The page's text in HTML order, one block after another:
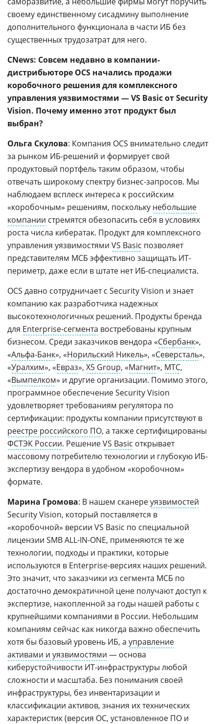
своему единственному сисадмину выполнение
дополнительного функционала в части ИБ без
существенных трудозатрат для него.
CNews: Совсем недавно в компании-
дистрибьюторе OCS начались продажи
коробочного решения для комплексного
управления уязвимостями — VS Basic от Security
Vision. Почему именно этот продукт был
выбран?
Ольга Скулова: Компания OCS внимательно следит
за рынком ИБ-решений и формирует свой
продуктовый портфель таким образом, чтобы
отвечать широкому спектру бизнес-запросов. Мы
наблюдаем всплеск интереса к российским
«коробочным» решениям, поскольку небольшие
компании стремятся обезопасить себя в условиях
роста числа кибератак. Продукт для комплексного
управления уязвимостями VS Basic позволяет
представителям МСБ эффективно защищать ИТ-
периметр, даже если в штате нет ИБ-специалиста.
OCS давно сотрудничает с Security Vision и знает
компанию как разработчика надежных
высокотехнологичных решений. Продукты бренда
для Enterprise-сегмента востребованы крупным
бизнесом. Среди заказчиков вендора «Сбербанк»,
«Альфа-Банк», «Норильский Никель», «Северсталь»,
«Уралхим», «Евраз», X5 Group, «Магнит», МТС,
«Вымпелком» и другие организации. Помимо этого,
программное обеспечение Security Vision
удовлетворяет требованиям регулятора по
сертификации: продукты компании присутствуют в
реестре российского ПО, а также сертифицированы
ФСТЭК России. РешениеVS Basic открывает
массовому потребителю технологии и глубокую ИБ-
экспертизу вендора в удобном «коробочном»
формате.
Марина Громова: В нашем сканереуязвимостей
Security Vision, который поставляется в
«коробочной» версии VS Basic по специальной
лицензии SMB ALL-IN-ONE, применяются те же
технологии, подходы и практики, которые
используются в Enterprise-версиях наших решений.
Это значит, что заказчики из сегмента МСБ по
достаточно демократичной цене получают доступ к
экспертизе, накопленной за годы нашей работы с
крупнейшими компаниями в России. Небольшим
компаниям сейчас как никогда важно обеспечить
хотя бы базовый уровень ИБ, а управление
активами и уязвимостями — основа
киберустойчивости ИТ-инфраструктуры любой
сложности и масштаба. Без понимания своей
инфраструктуры, без инвентаризации и
классификации активов, знания их технических
характеристик (версия ОС, установленное ПО и